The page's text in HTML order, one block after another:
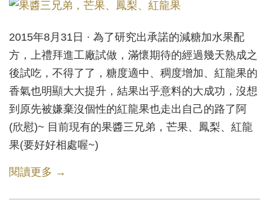
2015年8月31日 · 為了研究出承諾的減糖加水果配
方，上禮拜進工廠試做，滿懷期待的經過幾天熟成之
後試吃，不得了了，糖度適中、稠度增加、紅龍果的
香氣也明顯大大提升，結果出乎意料的大成功，沒想
到原先被嫌棄沒個性的紅龍果也走出自己的路了阿
(欣慰)~ 目前現有的果醬三兄弟，芒果、鳳梨、紅龍
果(要好好相處喔~)
閱讀更多 →